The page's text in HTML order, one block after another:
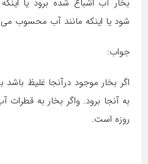
بخار آب اشباع شده برود یا
شود یا اینکه مانند آب محسوب
جواب:
اگر بخار موجود درآنجا غلیظ باشد
به آنجا برود. واگر بخار به
روزه است.